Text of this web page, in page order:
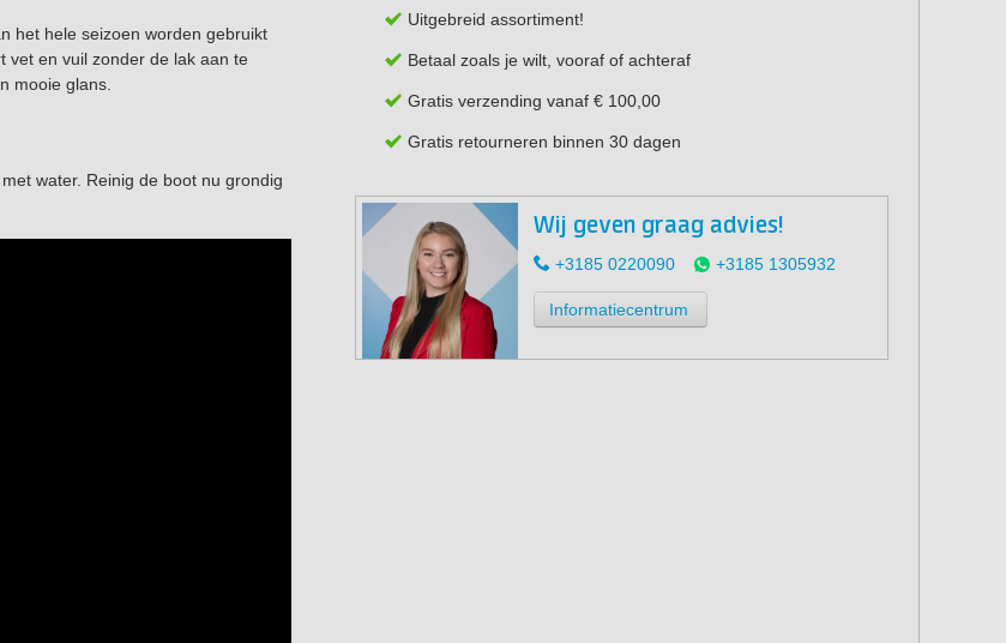
het hele seizoen worden gebruikt
vet en vuil zonder de lak aan te
mooie glans.
water. Reinig de boot nu grondig
Uitgebreid assortiment!
Betaal zoals je wilt, vooraf of achteraf
Gratis verzending vanaf € 100,00
Gratis retourneren binnen 30 dagen
Wij geven graag advies!
+3185 0220090 +3185 1305932
Informatiecentrum